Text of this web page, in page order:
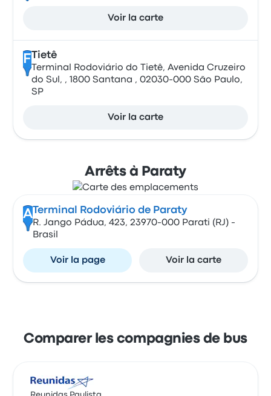
Voir la carte
F Tietê
Terminal Rodoviário do Tietê, Avenida Cruzeiro
do Sul, , 1800 Santana , 02030-000 São Paulo,
SP
Voir la carte
Arrêts à Paraty
A Terminal Rodoviário de Paraty
R. Jango Pádua, 423, 23970-000 Parati (RJ) -
Brasil
Voir la page Voir la carte
Comparer les compagnies de bus